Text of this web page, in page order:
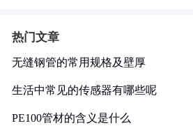
热门文章
无缝钢管的常用规格及壁厚
生活中常见的传感器有哪些呢
PE100管材的含义是什么